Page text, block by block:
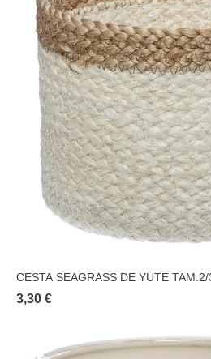
CESTA SEAGRASS DE YUTE
3,30 €